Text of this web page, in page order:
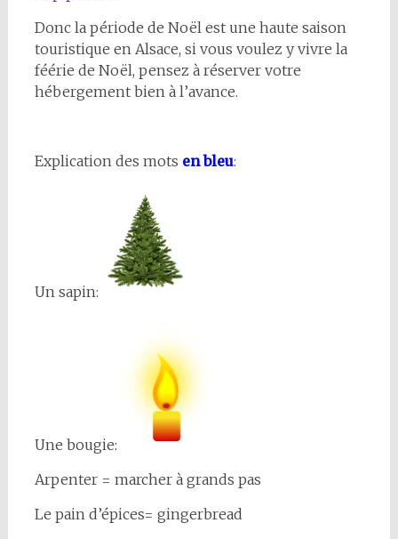
Donc la période de Noël est une haute saison
touristique en Alsace, si vous voulez y vivre la
féérie de Noël, pensez à réserver votre
hébergement bien à l’avance.
Explication des mots en bleu:
Un sapin:
Une bougie:
Arpenter = marcher à grands pas
Le pain d’épices= gingerbread